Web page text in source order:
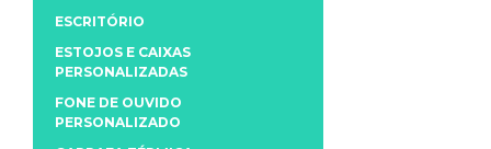
ESCRITÓRIO
ESTOJOS E CAIXAS
PERSONALIZADAS
FONE DE OUVIDO
PERSONALIZADO